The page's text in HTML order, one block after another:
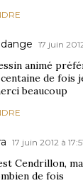
17 juin
animé
de fois
beaucoup
17 juin 2012 à
Cendrillon,
de fois